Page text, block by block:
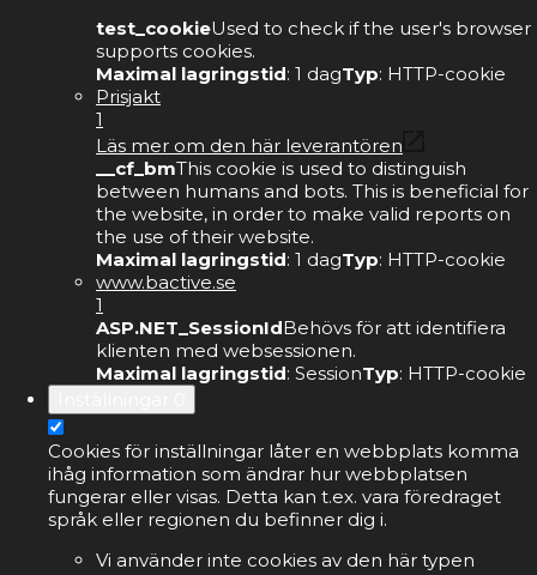
test_cookieUsed to check if the user's browser
supports cookies.
Maximal lagringstid: 1 dagTyp: HTTP-cookie
Prisjakt
1
Läs mer om den här leverantören
__cf_bmThis cookie is used to distinguish
between humans and bots. This is beneficial for
the website, in order to make valid reports on
the use of their website.
Maximal lagringstid: 1 dagTyp: HTTP-cookie
www.bactive.se
1
ASP.NET_SessionIdBehövs för att identifiera
klienten med websessionen.
Maximal lagringstid: SessionTyp: HTTP-cookie
Cookies för inställningar låter en webbplats komma
ihåg information som ändrar hur webbplatsen
fungerar eller visas. Detta kan t.ex. vara föredraget
språk eller regionen du befinner dig i.
Vi använder inte cookies av den här typen